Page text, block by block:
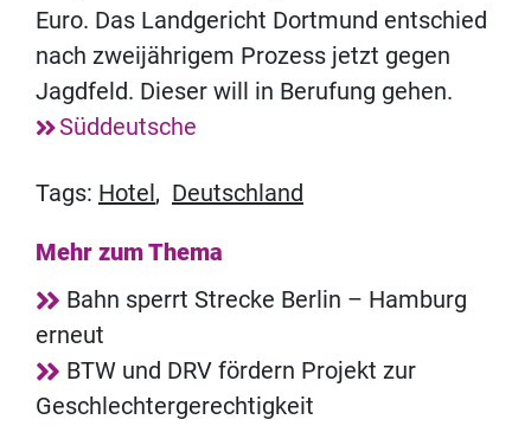
Euro. Das Landgericht Dortmund entschied
nach zweijährigem Prozess jetzt gegen
Jagdfeld. Dieser will in Berufung gehen.
Süddeutsche
Tags: Hotel , Deutschland
Mehr zum Thema
Bahn sperrt Strecke Berlin – Hamburg
erneut
BTW und DRV fördern Projekt zur
Geschlechtergerechtigkeit